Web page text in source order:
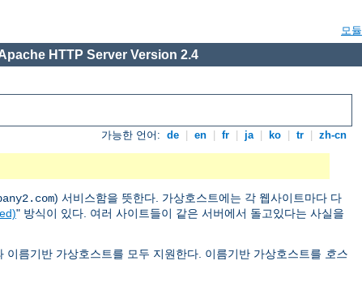
모듈
HTTP Server Version 2.4
가능한 언어: de en fr ja ko tr zh-cn
) 서비스함을 뜻한다. 가상호스트에는 각 웹사이트마다 다
" 방식이 있다. 여러 사이트들이 같은 서버에서 돌고있다는 사실을
름기반 가상호스트를 모두 지원한다. 이름기반 가상호스트를 호스